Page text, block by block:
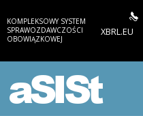
KOMPLEKSOWY SYSTEM
SPRAWOZDAWCZOŚCI
OBOWIĄZKOWEJ
XBRL.EU
aSISt